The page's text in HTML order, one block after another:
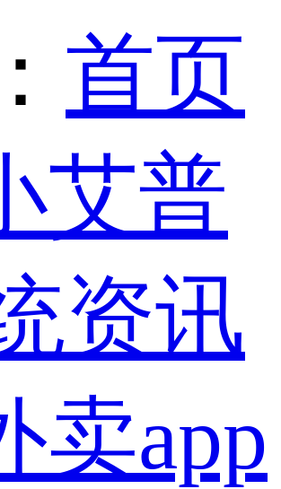
首页
艾普
资讯
卖app